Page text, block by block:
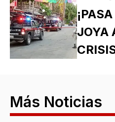
JOYA
Más Noticias